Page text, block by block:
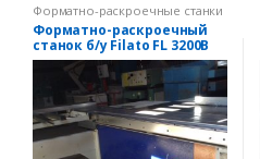
Форматно-раскроечные станки
Форматно-раскроечный
станок б/у Filato FL 3200B